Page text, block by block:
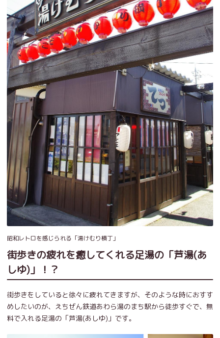
昭和レトロを感じられる「湯けむり横丁」
街歩きの疲れを癒してくれる足湯の「芦湯(あ
しゆ)」！？
街歩きをしていると徐々に疲れてきますが、そのような時におすす
めしたいのが、えちぜん鉄道あわら湯のまち駅から徒歩すぐで、無
料で入れる足湯の「芦湯(あしゆ)」です。